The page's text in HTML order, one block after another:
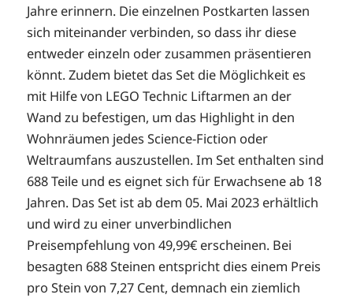
Jahre erinnern. Die einzelnen Postkarten lassen
sich miteinander verbinden, so dass ihr diese
entweder einzeln oder zusammen präsentieren
könnt. Zudem bietet das Set die Möglichkeit es
mit Hilfe von LEGO Technic Liftarmen an der
Wand zu befestigen, um das Highlight in den
Wohnräumen jedes Science-Fiction oder
Weltraumfans auszustellen. Im Set enthalten sind
688 Teile und es eignet sich für Erwachsene ab 18
Jahren. Das Set ist ab dem 05. Mai 2023 erhältlich
und wird zu einer unverbindlichen
Preisempfehlung von 49,99€ erscheinen. Bei
besagten 688 Steinen entspricht dies einem Preis
pro Stein von 7,27 Cent, demnach ein ziemlich